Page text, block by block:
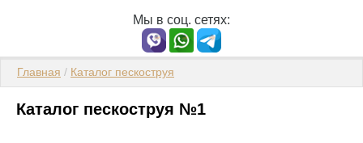
Мы в соц. сетях:
Главная / Каталог пескоструя
Каталог пескоструя №1